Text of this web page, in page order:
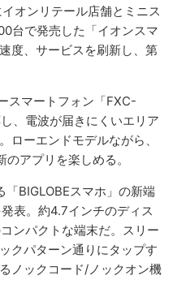
オンリテール店舗とミニス
台で発売した「イオンスマ
度、サービスを刷新し、第
スマートフォン「FXC-
、電波が届きにくいエリア
ローエンドモデルながら、
アプリを楽しめる。
BIGLOBEスマホ」の新端
表。約4.7インチのディス
ンパクトな端末だ。スリー
クパターン通りにタップす
ノックコード/ノックオン機